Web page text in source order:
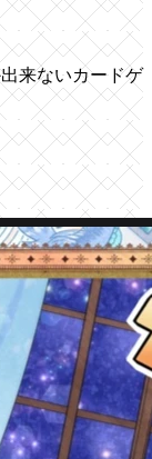
来ないカードゲ